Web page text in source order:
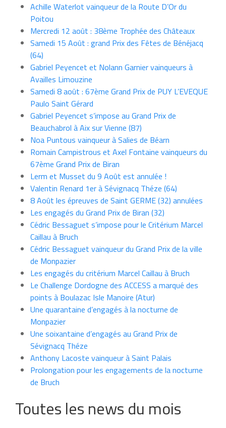
Achille Waterlot vainqueur de la Route D’Or du
Poitou
Mercredi 12 août : 38ème Trophée des Châteaux
Samedi 15 Août : grand Prix des Fêtes de Bénéjacq
(64)
Gabriel Peyencet et Nolann Garnier vainqueurs à
Availles Limouzine
Samedi 8 août : 67ème Grand Prix de PUY L’EVEQUE
Paulo Saint Gérard
Gabriel Peyencet s’impose au Grand Prix de
Beauchabrol à Aix sur Vienne (87)
Noa Puntous vainqueur à Salies de Béarn
Romain Campistrous et Axel Fontaine vainqueurs du
67ème Grand Prix de Biran
Lerm et Musset du 9 Août est annulée !
Valentin Renard 1er à Sévignacq Théze (64)
8 Août les épreuves de Saint GERME (32) annulées
Les engagés du Grand Prix de Biran (32)
Cédric Bessaguet s’impose pour le Critérium Marcel
Caillau à Bruch
Cédric Bessaguet vainqueur du Grand Prix de la ville
de Monpazier
Les engagés du critérium Marcel Caillau à Bruch
Le Challenge Dordogne des ACCESS a marqué des
points à Boulazac Isle Manoire (Atur)
Une quarantaine d’engagés à la nocturne de
Monpazier
Une soixantaine d’engagés au Grand Prix de
Sévignacq Théze
Anthony Lacoste vainqueur à Saint Palais
Prolongation pour les engagements de la nocturne
de Bruch
Toutes les news du mois